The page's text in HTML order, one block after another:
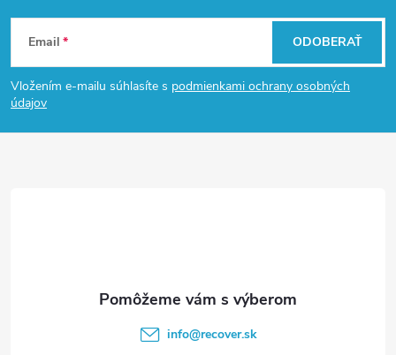
Z
á
p
Email
Vložením e-mailu súhlasíte s podmienkami ochrany osobných
údajov
ODOBERAŤ
info@recover.sk